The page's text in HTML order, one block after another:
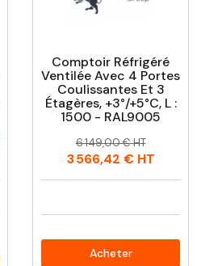
Comptoir Réfrigéré
Ventilée Avec 4 Portes
Coulissantes Et 3
Étagères, +3°/+5°C, L :
1500 - RAL9005
Prix
Prix
habituel
6 149,00 € HT
3 566,42 €HT
Acheter